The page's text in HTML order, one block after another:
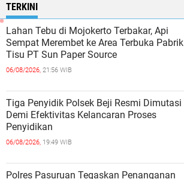
TERKINI
Lahan Tebu di Mojokerto Terbakar, Api
Sempat Merembet ke Area Terbuka Pabrik
Tisu PT Sun Paper Source
06/08/2026, 21:56 WIB
Tiga Penyidik Polsek Beji Resmi Dimutasi
Demi Efektivitas Kelancaran Proses
Penyidikan
06/08/2026, 19:49 WIB
Polres Pasuruan Tegaskan Penanganan